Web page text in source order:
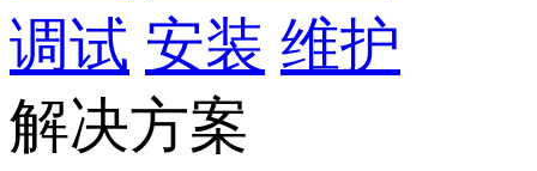
调试 安装 维护
解决方案